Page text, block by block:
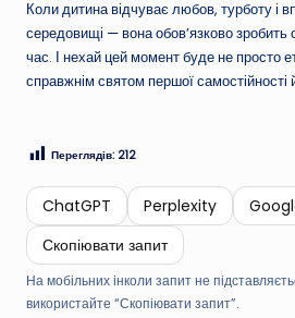
Коли дитина відчуває любов, турботу і
середовищі — вона обов’язково зробить
час. І нехай цей момент буде не просто
справжнім святом першої
Переглядів: 212
ChatGPT Perplexity
Скопіювати запит
На мобільних інколи запит не
використайте “Скопіювати запит”.